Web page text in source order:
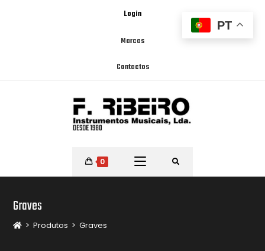
Login
Marcas
Contactos
0
Graves
> Produtos > Graves
PT